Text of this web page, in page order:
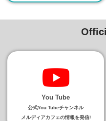
You Tube
公式You Tubeチャンネル
メルディアカフェの情報を発信!